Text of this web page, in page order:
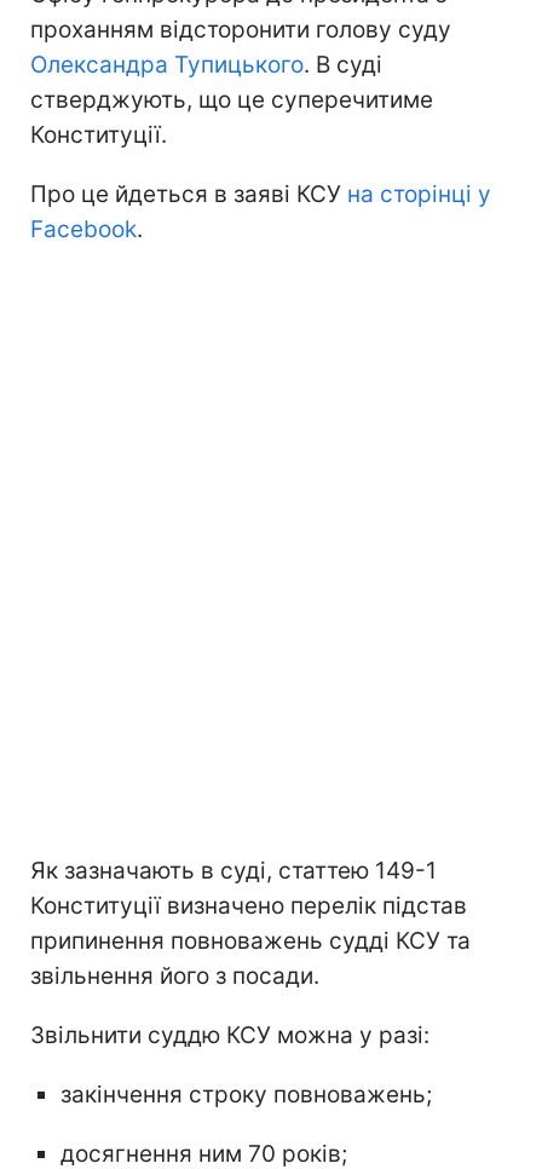
проханням відсторонити голову суду
Олександра Тупицького. В суді
стверджують, що це суперечитиме
Конституції.
Про це йдеться в заяві КСУ на сторінці у
Facebook.
Як зазначають в суді, статтею 149-1
Конституції визначено перелік підстав
припинення повноважень судді КСУ та
звільнення його з посади.
Звільнити суддю КСУ можна у разі:
закінчення строку повноважень;
досягнення ним 70 років;